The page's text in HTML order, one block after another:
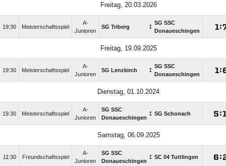
Freitag, 20.03.2026
19:30 Meisterschaftsspiel
A-
Junioren
SG Triberg : SG SSC
Donaueschingen
:
Freitag, 19.09.2025
19:30 Meisterschaftsspiel
A-
Junioren
SG Lenzkirch : SG SSC
Donaueschingen
:
Dienstag, 01.10.2024
19:30 Meisterschaftsspiel
A-
Junioren
SG SSC
Donaueschingen : SG Schonach :
Samstag, 06.09.2025
11:30 Freundschaftsspiel
A-
Junioren
SG SSC
Donaueschingen : SC 04 Tuttlingen :